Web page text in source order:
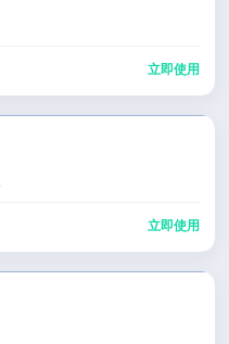
立即使用
立即使用